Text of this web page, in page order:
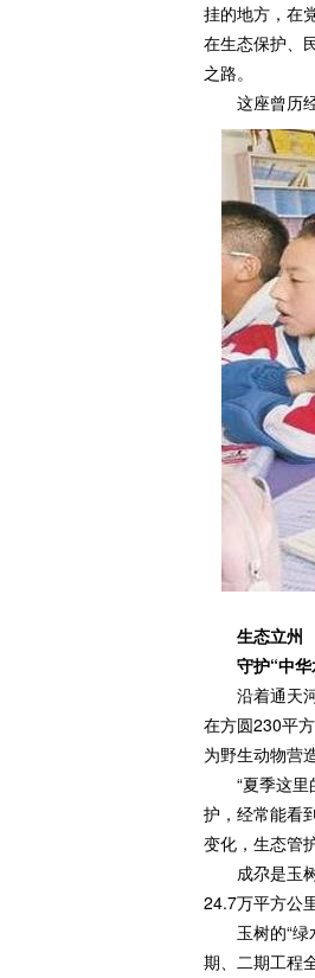
挂的地方，在
在生态保护、
之路。
这座曾历经
生态立州
守护“中华
沿着通天河
在方圆230平
为野生动物营
“夏季这里
护，经常能看
变化，生态管
成尕是玉树
24.7万平方公
玉树的“绿水
期、二期工程